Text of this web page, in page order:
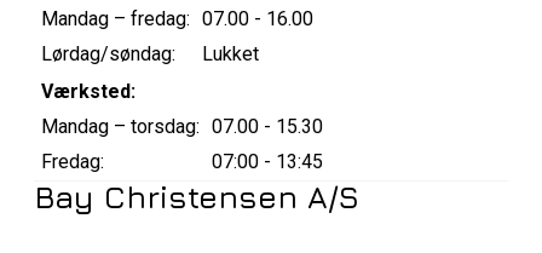
Mandag – fredag: 07.00 - 16.00
Lørdag/søndag:
Lukket
Værksted:
Mandag – torsdag: 07.00 - 15.30
Fredag:
07:00 - 13:45
Bay Christensen A/S